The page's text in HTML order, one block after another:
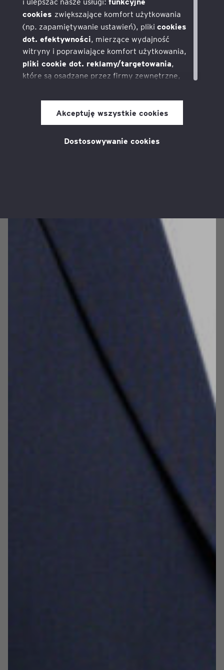
cookies zwiększające komfort użytkowania
(np. zapamiętywanie ustawień), pliki cookies
dot. efektywności, mierzące wydajność
witryny i poprawiające komfort użytkowania,
pliki cookie dot. reklamy/targetowania,
które są osadzane przez firmy zewnętrzne,
i pozwalają nam na dostarczanie
odpowiednich dla użytkownika reklam,pliki
cookie dot. mediów społecznościowych,
które pozwalają na udostępnianie treści z tej
strony w mediach społecznościowych, takich
prywatności, który można znaleźć na dole
każdej strony serwisu.
plików cookies, aby uzyskać więcej
Akceptuję wszystkie cookies
Dostosowywanie cookies